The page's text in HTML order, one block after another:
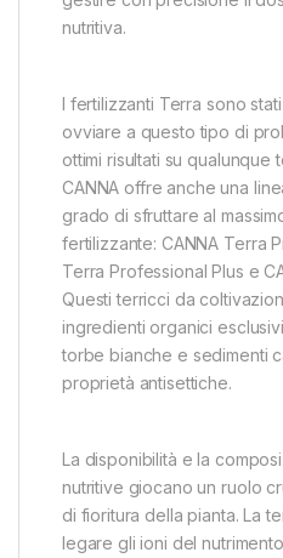
nutritiva.
I fertilizzanti Terra sono
ovviare a questo tipo di
ottimi risultati su qualunque
CANNA offre anche una
grado di sfruttare al
fertilizzante: CANNA Terra
Terra Professional Plus e
Questi terricci da
ingredienti organici
torbe bianche e sedimenti
proprietà antisettiche.
La disponibilità e la
nutritive giocano un ruolo
di fioritura della pianta. La
legare gli ioni del